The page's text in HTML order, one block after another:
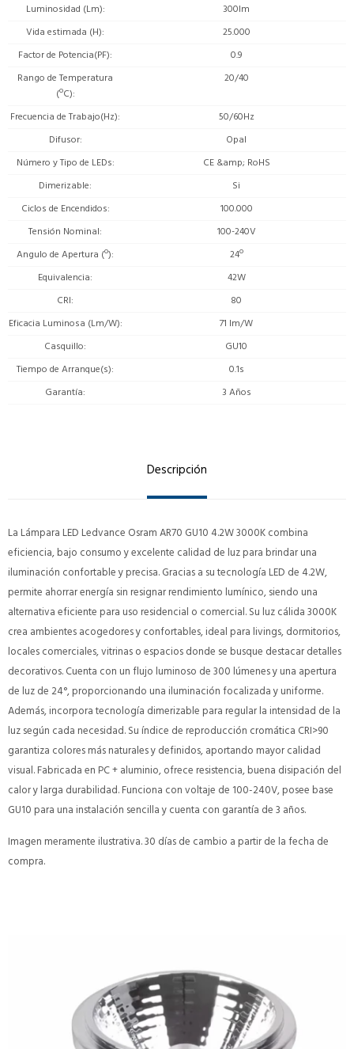
Luminosidad (Lm)
300lm
Vida estimada (H)
25.000
Factor de Potencia(PF)
0.9
Rango de Temperatura
(ºC)
20/40
Frecuencia de Trabajo(Hz)
50/60Hz
Difusor
Opal
Número y Tipo de LEDs
CE &amp; RoHS
Dimerizable
Si
Ciclos de Encendidos
100.000
Tensión Nominal
100-240V
Angulo de Apertura (º)
24º
Equivalencia
42W
CRI
80
Eficacia Luminosa (Lm/W)
71 lm/W
Casquillo
GU10
Tiempo de Arranque(s)
0.1s
Garantía
3 Años
Descripción
La Lámpara LED Ledvance Osram AR70 GU10 4.2W 3000K combina
eficiencia, bajo consumo y excelente calidad de luz para brindar una
iluminación confortable y precisa. Gracias a su tecnología LED de 4.2W,
permite ahorrar energía sin resignar rendimiento lumínico, siendo una
alternativa eficiente para uso residencial o comercial. Su luz cálida 3000K
crea ambientes acogedores y confortables, ideal para livings, dormitorios,
locales comerciales, vitrinas o espacios donde se busque destacar detalles
decorativos. Cuenta con un flujo luminoso de 300 lúmenes y una apertura
de luz de 24°, proporcionando una iluminación focalizada y uniforme.
Además, incorpora tecnología dimerizable para regular la intensidad de la
luz según cada necesidad. Su índice de reproducción cromática CRI>90
garantiza colores más naturales y definidos, aportando mayor calidad
visual. Fabricada en PC + aluminio, ofrece resistencia, buena disipación del
calor y larga durabilidad. Funciona con voltaje de 100-240V, posee base
GU10 para una instalación sencilla y cuenta con garantía de 3 años.
Imagen meramente ilustrativa. 30 días de cambio a partir de la fecha de
compra.